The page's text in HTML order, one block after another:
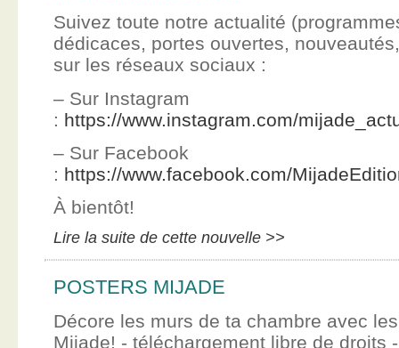
Suivez toute notre actualité
dédicaces, portes ouvertes,
sur les réseaux sociaux :
– Sur Instagram
: https://www.instagram.com/
– Sur Facebook
: https://www.facebook.com/
À bientôt!
Lire la suite de cette nouvelle >>
POSTERS MIJADE
Décore les murs de ta chambre avec
Mijade! - téléchargement libre de droits -